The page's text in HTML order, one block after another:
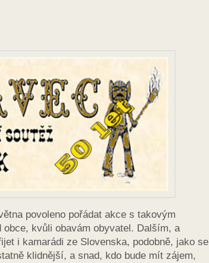
povoleno pořádat akce s takovým
kvůli obavám obyvatel. Dalším, a
i kamarádi ze Slovenska, podobně, jako se
klidnější, a snad, kdo bude mít zájem,